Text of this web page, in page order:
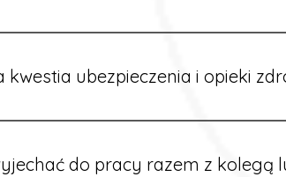
dbają o zapewnienie miejsca
kwestia ubezpieczenia i opieki
otrzymuje ubezpieczenie zdrowotne
do pracy razem z kolegą